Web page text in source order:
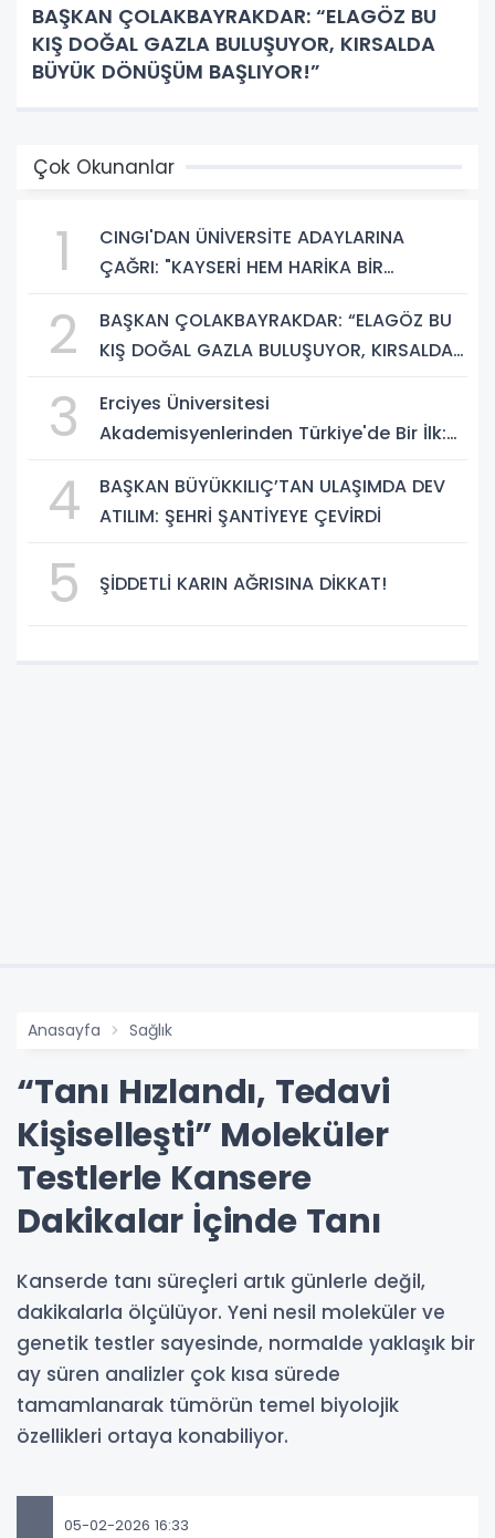
BAŞKAN ÇOLAKBAYRAKDAR: “ELAGÖZ BU
KIŞ DOĞAL GAZLA BULUŞUYOR, KIRSALDA
BÜYÜK DÖNÜŞÜM BAŞLIYOR!”
Çok Okunanlar
1
CINGI'DAN ÜNİVERSİTE ADAYLARINA
ÇAĞRI: "KAYSERİ HEM HARİKA BİR
GELECEK SUNUYOR"
2
BAŞKAN ÇOLAKBAYRAKDAR: “ELAGÖZ BU
KIŞ DOĞAL GAZLA BULUŞUYOR, KIRSALDA
3
Erciyes Üniversitesi
Akademisyenlerinden Türkiye'de Bir İlk:
Yapay Zekâ Dönemi
4
BAŞKAN BÜYÜKKILIÇ’TAN ULAŞIMDA DEV
ATILIM: ŞEHRİ ŞANTİYEYE ÇEVİRDİ
5 ŞİDDETLİ KARIN AĞRISINA DİKKAT!
Anasayfa Sağlık
“Tanı Hızlandı, Tedavi
Kişiselleşti” Moleküler
Testlerle Kansere
Dakikalar İçinde Tanı
Kanserde tanı süreçleri artık günlerle değil,
dakikalarla ölçülüyor. Yeni nesil moleküler ve
genetik testler sayesinde, normalde yaklaşık bir
ay süren analizler çok kısa sürede
tamamlanarak tümörün temel biyolojik
özellikleri ortaya konabiliyor.
05-02-2026 16:33